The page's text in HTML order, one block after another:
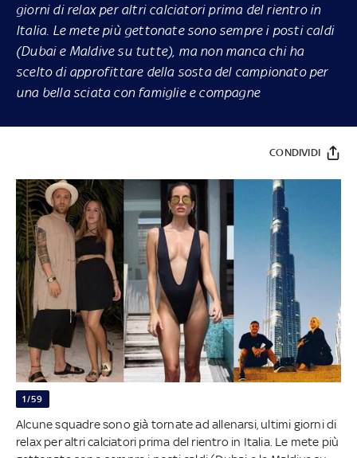
giorni di relax per altri calciatori prima del rientro in
Italia. Le mete più gettonate sono sempre i posti caldi
(Dubai e Maldive su tutte), ma non manca chi ha
scelto di approfittare della sosta del campionato per
una bella sciata con famiglie e compagne
CONDIVIDI
1/59
Alcune squadre sono già tornate ad allenarsi, ultimi giorni di
relax per altri calciatori prima del rientro in Italia. Le mete più